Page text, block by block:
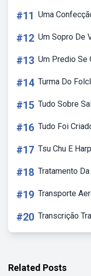
#11 Uma
#12 Um Sopro De
#13 Um Predio Se
#14 Turma Do
#15 Tudo Sobre
#16 Tudo Foi
#17 Tsu Chu E
#18 Tratamento
#19 Transporte
#20 Transcrição
Related Posts